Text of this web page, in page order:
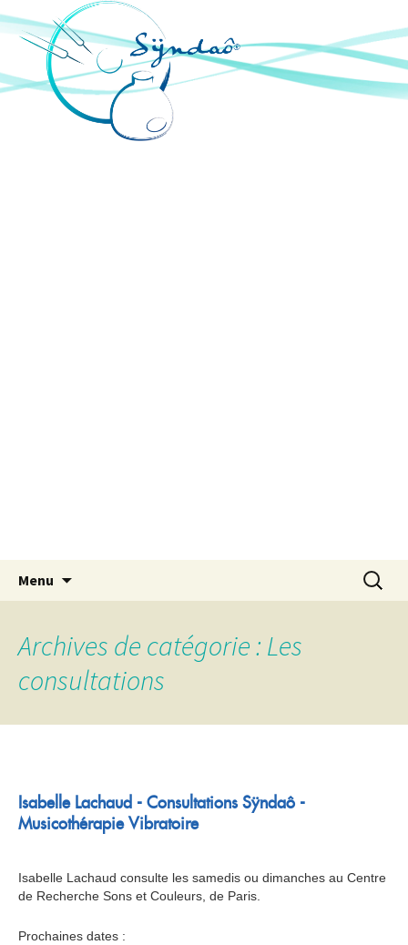
Menu
contenu
Archives de catégorie : Les
consultations
Isabelle Lachaud - Consultations Sÿndaô -
Musicothérapie Vibratoire
Isabelle Lachaud consulte les samedis ou dimanches au Centre
de Recherche Sons et Couleurs, de Paris.
Prochaines dates :